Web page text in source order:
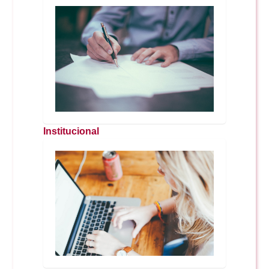
Reservas
Periodismo
Publicidad y RR.PP
Comunicación Audiovisual
Exámenes Grado
Publicidad y RR.PP
Secretaría Virtual
#miTFG
Institucional